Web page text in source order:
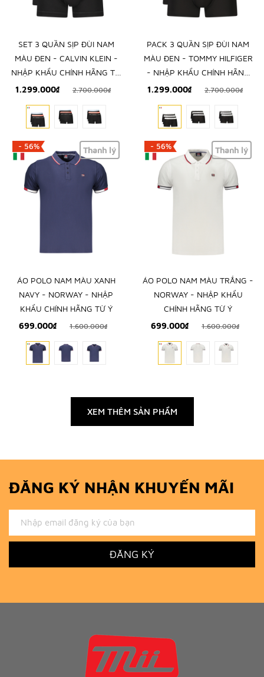
SET 3 QUẦN SỊP ĐÙI NAM
MÀU ĐEN - CALVIN KLEIN -
NHẬP KHẨU CHÍNH HÃNG TỪ
1.299.000₫ 2.700.000₫
PACK 3 QUẦN SỊP ĐÙI NAM
MÀU ĐEN - TOMMY HILFIGER
- NHẬP KHẨU CHÍNH HÃNG
TỪ Ý
1.299.000₫ 2.700.000₫
- 56% Thanh lý
ÁO POLO NAM MÀU XANH
NAVY - NORWAY - NHẬP
KHẨU CHÍNH HÃNG TỪ Ý
699.000₫
1.600.000₫
- 56% Thanh lý
ÁO POLO NAM MÀU TRẮNG -
NORWAY - NHẬP KHẨU
CHÍNH HÃNG TỪ Ý
699.000₫
1.600.000₫
XEM THÊM SẢN PHẨM
ĐĂNG KÝ NHẬN KHUYẾN MÃI
ĐĂNG KÝ